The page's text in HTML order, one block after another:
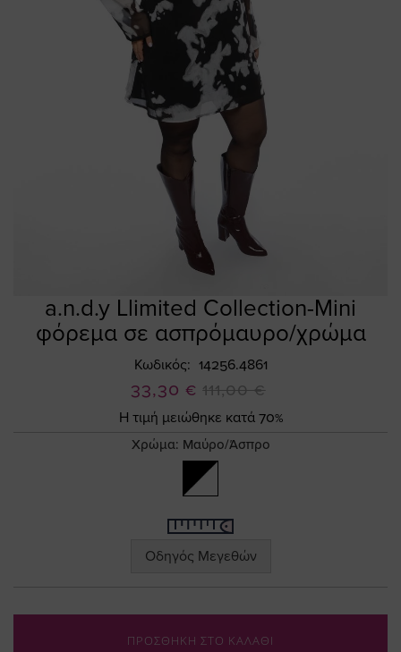
a.n.d.y Llimited Collection-Mini
φόρεμα σε ασπρόμαυρο/χρώμα
Κωδικός 14256.4861
Ειδική
Τιμή
33,30 € 111,00 €
Η τιμή μειώθηκε κατά 70%
Χρώμα: Μαύρο/Άσπρο
Οδηγός Μεγεθών
ΠΡΟΣΘΗΚΗ ΣΤΟ ΚΑΛΑΘΙ